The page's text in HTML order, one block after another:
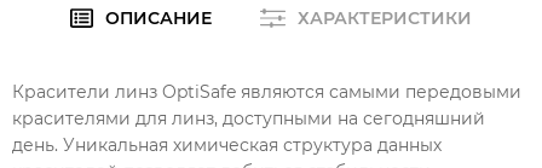
ОПИСАНИЕ ХАРАКТЕРИСТИКИ
Красители линз OptiSafe являются самыми передовыми
красителями для линз, доступными на сегодняшний
день. Уникальная химическая структура данных